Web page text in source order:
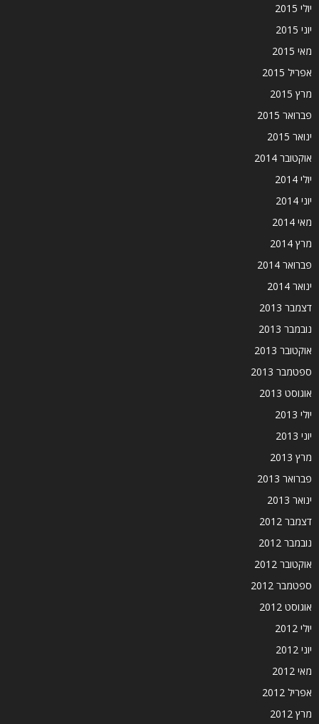
יולי 2015
יוני 2015
מאי 2015
אפריל 2015
מרץ 2015
פברואר 2015
ינואר 2015
אוקטובר 2014
יולי 2014
יוני 2014
מאי 2014
מרץ 2014
פברואר 2014
ינואר 2014
דצמבר 2013
נובמבר 2013
אוקטובר 2013
ספטמבר 2013
אוגוסט 2013
יולי 2013
יוני 2013
מרץ 2013
פברואר 2013
ינואר 2013
דצמבר 2012
נובמבר 2012
אוקטובר 2012
ספטמבר 2012
אוגוסט 2012
יולי 2012
יוני 2012
מאי 2012
אפריל 2012
מרץ 2012